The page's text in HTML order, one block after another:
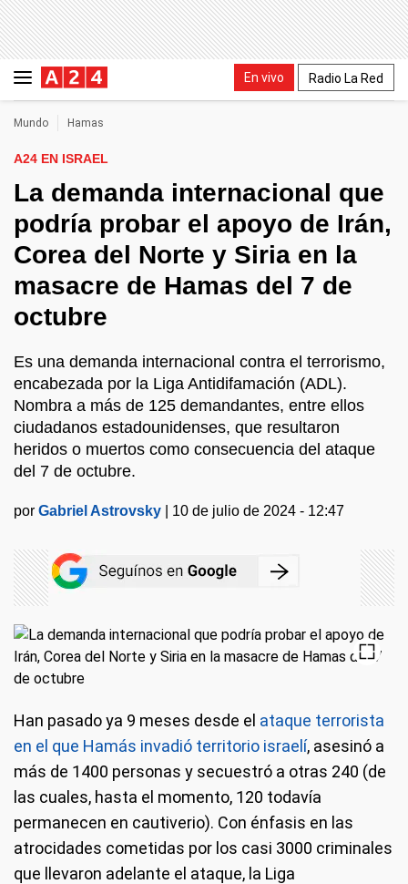
En vivo Radio La Red
Mundo Hamas
A24 EN ISRAEL
La demanda internacional que
podría probar el apoyo de Irán,
Corea del Norte y Siria en la
masacre de Hamas del 7 de
octubre
Es una demanda internacional contra el terrorismo,
encabezada por la Liga Antidifamación (ADL).
Nombra a más de 125 demandantes, entre ellos
ciudadanos estadounidenses, que resultaron
heridos o muertos como consecuencia del ataque
del 7 de octubre.
por Gabriel Astrovsky 10 de julio de 2024 - 12:47
Han pasado ya 9 meses desde el ataque terrorista
en el que Hamás invadió territorio israelí, asesinó a
más de 1400 personas y secuestró a otras 240 (de
las cuales, hasta el momento, 120 todavía
permanecen en cautiverio). Con énfasis en las
atrocidades cometidas por los casi 3000 criminales
que llevaron adelante el ataque, la Liga